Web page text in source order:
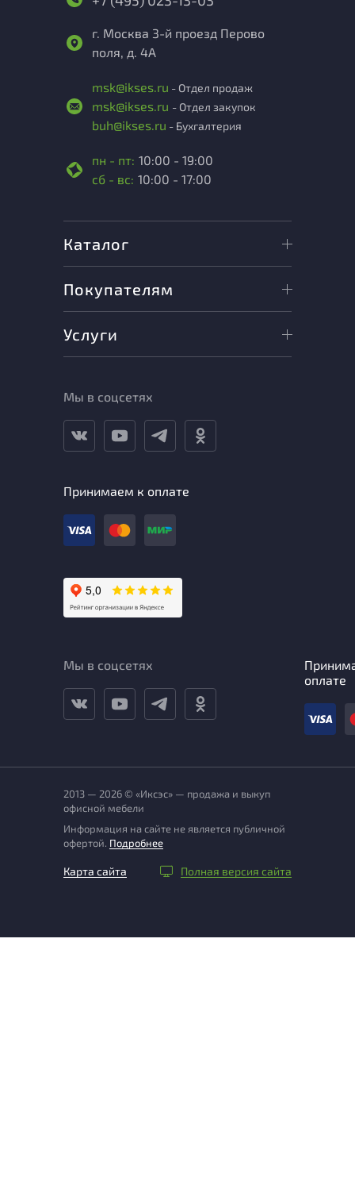
г. Москва 3-й проезд Перово
поля, д. 4А
msk@ikses.ru - Отдел продаж
msk@ikses.ru - Отдел закупок
buh@ikses.ru - Бухгалтерия
пн - пт: 10:00 - 19:00
сб - вс: 10:00 - 17:00
Каталог
Покупателям
Услуги
Мы в соцсетях
Принимаем к оплате
Мы в соцсетях
оплате
2013 — 2026 © «Иксэс» — продажа и выкуп
офисной мебели
Информация на сайте не является публичной
офертой. Подробнее
Карта сайта Полная версия сайта